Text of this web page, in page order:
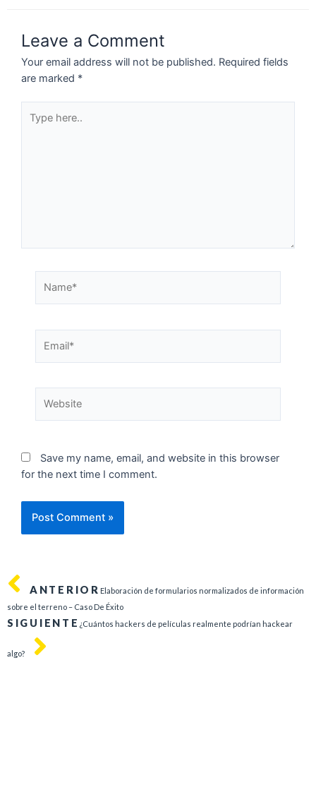
Leave a Comment
Your email address will not be published. Required fields
are marked *
Save my name, email, and website in this browser
for the next time I comment.
ANTERIOR Elaboración de formularios normalizados de información
sobre el terreno – Caso De Éxito
SIGUIENTE ¿Cuántos hackers de películas realmente podrían hackear
algo?